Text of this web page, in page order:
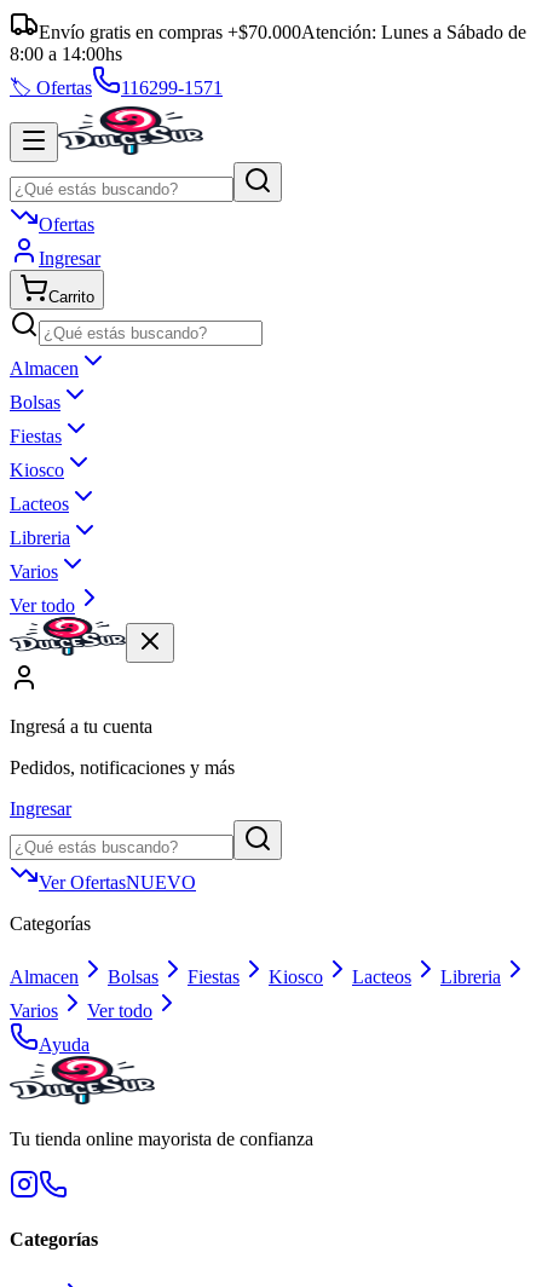
Envío gratis en compras +$70.000Atención: Lunes a Sábado de
8:00 a 14:00hs
🏷️ Ofertas
116299-1571
Ofertas
Ingresar
Carrito
Almacen
Bolsas
Fiestas
Kiosco
Lacteos
Libreria
Varios
Ver todo
Ingresá a tu cuenta
Pedidos, notificaciones y más
Ingresar
Ver OfertasNUEVO
Categorías
Almacen Bolsas Fiestas Kiosco Lacteos
Libreria
Varios
Ver todo
Ayuda
Tu tienda online mayorista de confianza
Categorías